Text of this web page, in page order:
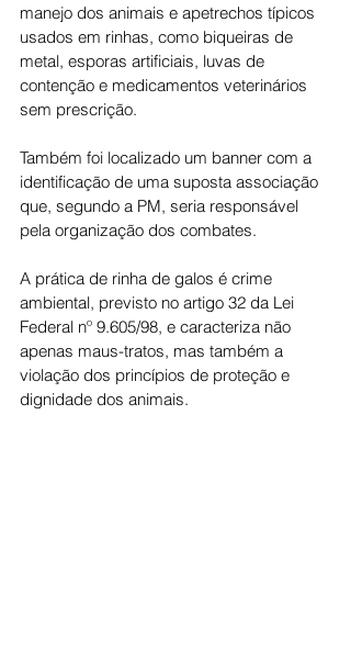
manejo dos animais e apetrechos típicos
usados em rinhas, como biqueiras de
metal, esporas artificiais, luvas de
contenção e medicamentos veterinários
sem prescrição.
Também foi localizado um banner com a
identificação de uma suposta associação
que, segundo a PM, seria responsável
pela organização dos combates.
A prática de rinha de galos é crime
ambiental, previsto no artigo 32 da Lei
Federal nº 9.605/98, e caracteriza não
apenas maus-tratos, mas também a
violação dos princípios de proteção e
dignidade dos animais.